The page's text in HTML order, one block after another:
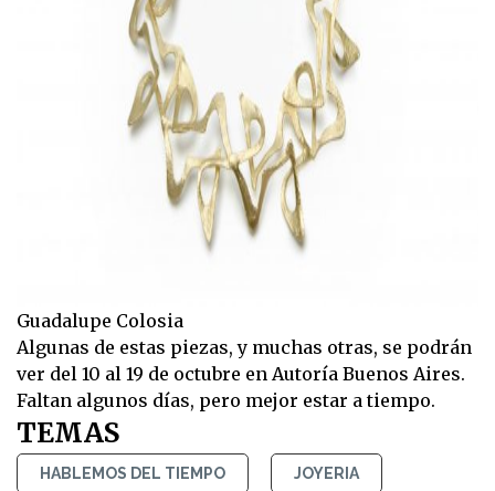
Guadalupe Colosia
Algunas de estas piezas, y muchas otras, se podrán
ver del 10 al 19 de octubre en Autoría Buenos Aires.
Faltan algunos días, pero mejor estar a tiempo.
TEMAS
HABLEMOS DEL TIEMPO JOYERIA